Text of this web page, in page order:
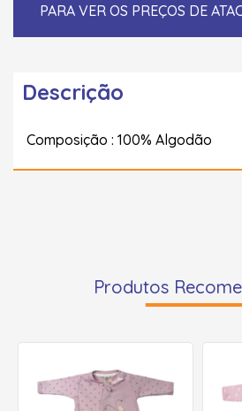
PARA VER OS PREÇOS DE
Descrição
Composição : 100% Algodão
Produtos